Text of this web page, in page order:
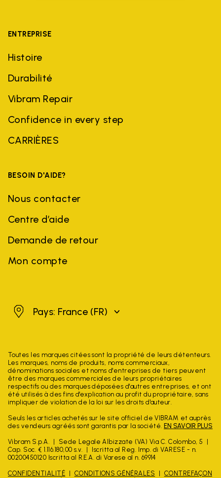
ENTREPRISE
Histoire
Durabilité
Vibram Repair
Confidence in every step
CARRIÈRES
BESOIN D'AIDE?
Nous contacter
Centre d’aide
Demande de retour
Mon compte
FrancePays: France (FR)
Toutes les marques citées sont la propriété de leurs détenteurs.
Les marques, noms de produits, noms commerciaux,
dénominations sociales et noms d'entreprises de tiers peuvent
être des marques commerciales de leurs propriétaires
respectifs ou des marques déposées d'autres entreprises, et ont
été utilisés à des fins d'explication au profit du propriétaire, sans
impliquer de violation de la loi sur les droits d'auteur.
Seuls les articles achetés sur le site officiel de VIBRAM et auprès
des vendeurs agréés sont garantis par la société. EN SAVOIR PLUS
Vibram S.p.A.
Sede Legale Albizzate (VA) Via C. Colombo, 5
Cap. Soc. € 1.116.180,00 s.v.
Iscritta al Reg. Imp. di VARESE - n.
00200450120 Iscritta al R.E.A. di Varese al n. 69914
CONFIDENTIALITÉ CONDITIONS GÉNÉRALES
CONTREFAÇON